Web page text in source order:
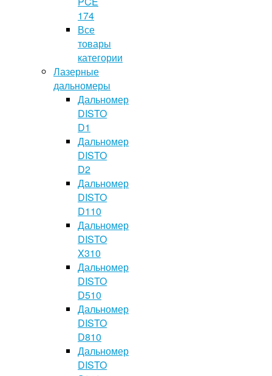
174
Все
товары
категории
Лазерные
дальномеры
Дальномер
DISTO
D1
Дальномер
DISTO
D2
Дальномер
DISTO
D110
Дальномер
DISTO
X310
Дальномер
DISTO
D510
Дальномер
DISTO
D810
Дальномер
DISTO